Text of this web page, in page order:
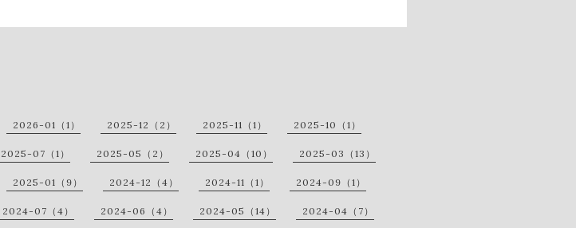
2026-01（1） 2025-12（2） 2025-11（1） 2025-10（1）
2025-07（1） 2025-05（2） 2025-04（10） 2025-03（13）
2025-01（9） 2024-12（4） 2024-11（1） 2024-09（1）
2024-07（4） 2024-06（4） 2024-05（14） 2024-04（7）